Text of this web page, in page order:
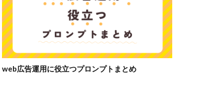
web広告運用に役立つプロンプトまとめ